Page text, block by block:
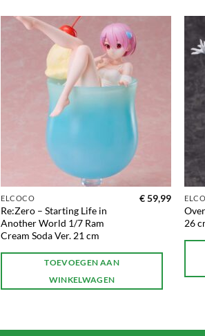
Toevoegen
verlanglijst
ELCOCO
Re:Zero – Starting Life in
Another World 1/7 Ram
Cream Soda Ver. 21 cm
€59,99
TOEVOEGEN AAN
WINKELWAGEN
26